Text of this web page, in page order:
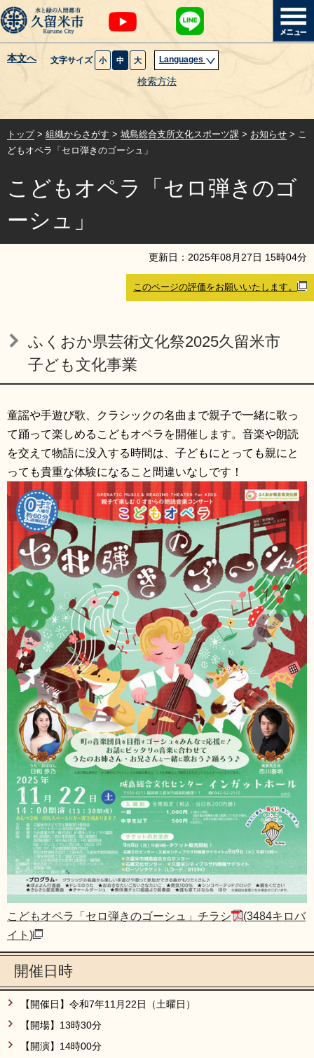
本文へ 文字サイズ 小 中 大 Languages
検索方法
暮らし・届出
健康・医療・福祉
観光魅力・イベント
創業・産業・ビジネス
組織から探す
閉じる
トップ> 組織からさがす > 城島総合支所文化スポーツ課 > お知らせ > こ
どもオペラ「セロ弾きのゴーシュ」
こどもオペラ「セロ弾きのゴ
ーシュ」
更新日： 2025年08月 27日 15時04分
このページの評価をお願いいたします。
ふくおか県芸術文化祭2025久留米市
子ども文化事業
童謡や手遊び歌、クラシックの名曲まで親子で一緒に歌っ
て踊って楽しめるこどもオペラを開催します。音楽や朗読
を交えて物語に没入する時間は、子どもにとっても親にと
っても貴重な体験になること間違いなしです！
こどもオペラ「セロ弾きのゴーシュ」チラシ
(3484キロバ
イト)
開催日時
【開催日】令和7年11月22日（土曜日）
【開場】13時30分
【開演】14時00分